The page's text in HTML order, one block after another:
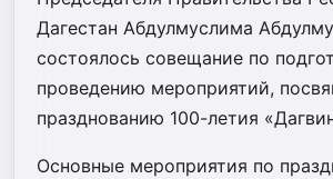
Дагестан Абдулмуслима
состоялось совещание по
проведению мероприятий,
празднованию 100-летия
Основные мероприятия по